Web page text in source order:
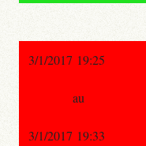
3/1/2017 19:25
au
3/1/2017 19:33